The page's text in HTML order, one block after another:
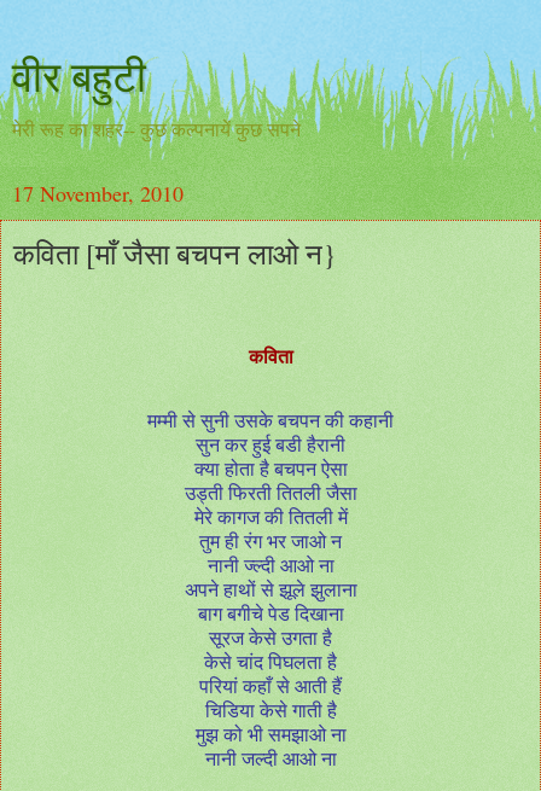
वीर बहुटी
मेरी रूह का शहर-- कुछ कल्पनायें कुछ सपने
17 November, 2010
कविता [माँ जैसा बचपन लाओ न}
कविता
मम्मी से सुनी उसके बचपन की कहानी
सुन कर हुई बडी हैरानी
क्या होता है बचपन ऐसा
उड्ती फिरती तितली जैसा
मेरे कागज की तितली में
तुम ही रंग भर जाओ न
नानी ज्ल्दी आओ ना
अपने हाथों से झूले झुलाना
बाग बगीचे पेड दिखाना
सूरज केसे उगता है
केसे चांद पिघलता है
परियां कहाँ से आती हैं
चिडिया केसे गाती है
मुझ को भी समझाओ ना
नानी जल्दी आओ ना